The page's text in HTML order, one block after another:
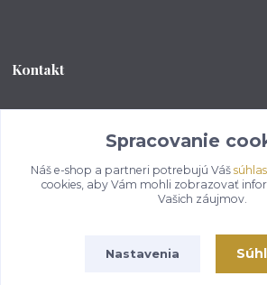
Kontakt
od 8:00 - do 16:00 hod
info@kotlikovesupravy.sk
Spracovanie
Náš e-shop a partneri potrebujú Váš súhlas
cookies, aby Vám mohli zobrazovať
Vašich záujmov.
Nastavenia